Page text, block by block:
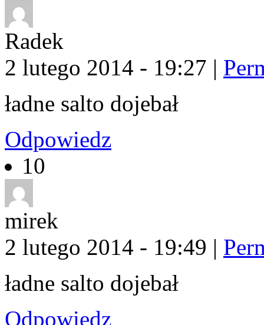
Radek
2 lutego 2014 - 19:27 |
ładne salto dojebał
Odpowiedz
10
mirek
2 lutego 2014 - 19:49 |
ładne salto dojebał
Odpowiedz